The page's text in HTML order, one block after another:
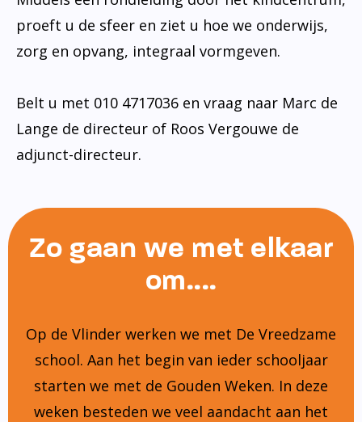
proeft u de sfeer en ziet u hoe we onderwijs,
zorg en opvang, integraal vormgeven.
Belt u met 010 4717036 en vraag naar Marc de
Lange de directeur of Roos Vergouwe de
adjunct-directeur.
Zo gaan we met elkaar
om....
Op de Vlinder werken we met De Vreedzame
school. Aan het begin van ieder schooljaar
starten we met de Gouden Weken. In deze
weken besteden we veel aandacht aan het